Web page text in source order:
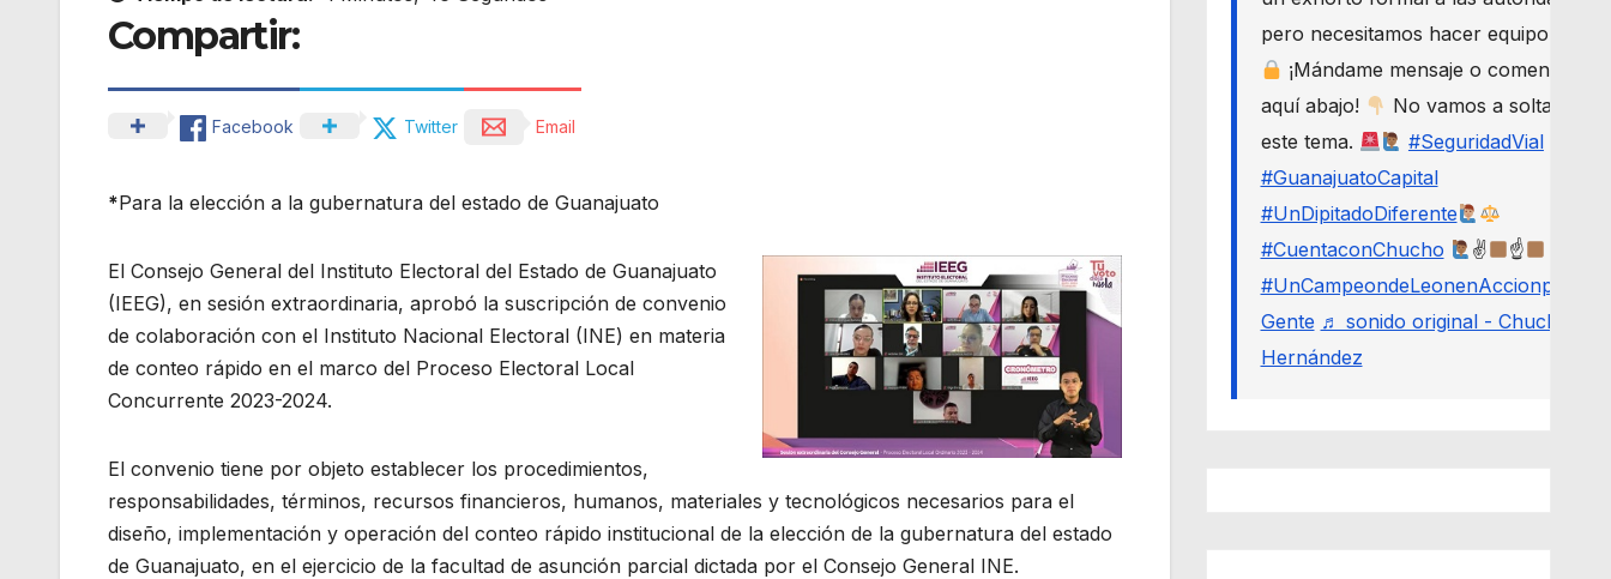
Compartir:
Facebook Twitter Email
*Para la elección a la gubernatura del estado de Guanajuato
El Consejo General del Instituto Electoral del Estado de Guanajuato
(IEEG), en sesión extraordinaria, aprobó la suscripción de convenio
de colaboración con el Instituto Nacional Electoral (INE) en materia
de conteo rápido en el marco del Proceso Electoral Local
Concurrente 2023-2024.
El convenio tiene por objeto establecer los procedimientos,
responsabilidades, términos, recursos financieros, humanos, materiales y tecnológicos necesarios para el
diseño, implementación y operación del conteo rápido institucional de la elección de la gubernatura del estado
de Guanajuato, en el ejercicio de la facultad de asunción parcial dictada por el Consejo General INE.
pero necesitamos hacer equipo.
¡Mándame mensaje o comenta
aquí abajo!
No vamos a soltar
este tema.
#SeguridadVial
#GuanajuatoCapital
#UnDipitadoDiferente
#CuentaconChucho
✌
☝
#UnCampeondeLeonenAccionporLa
Gente ♬ sonido original - Chucho
Hernández